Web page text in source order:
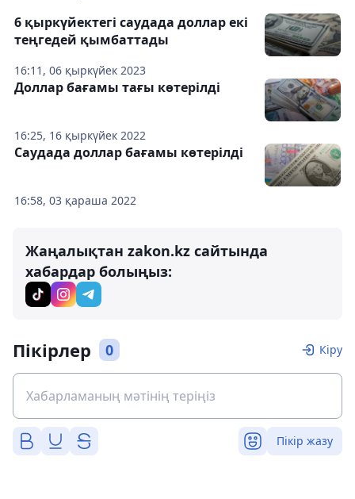
16:11, 06 қыркүйек 2023
6 қыркүйектегі саудада доллар екі
теңгедей қымбаттады
16:25, 16 қыркүйек 2022
Доллар бағамы тағы көтерілді
16:58, 03 қараша 2022
Саудада доллар бағамы көтерілді
Жаңалықтан zakon.kz сайтында
хабардар болыңыз:
Пікірлер 0 Кіру
Пікір жазу